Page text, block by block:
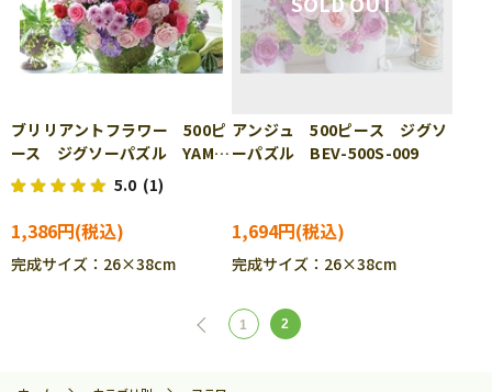
ブリリアントフラワー 500ピ
ース ジグソーパズル YAM-
35-28
5.0 (1)
1,386円
完成サイズ：26×38cm
アンジュ 500ピース ジグソ
ーパズル BEV-500S-009
1,694円
完成サイズ：26×38cm
1 2